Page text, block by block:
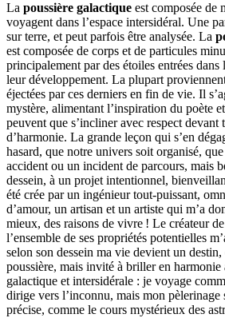
La poussière galactique est composée de
voyagent dans l’espace intersidéral. Une
sur terre, et peut parfois être analysée. La
est composée de corps et de particules
principalement par des étoiles entrées dans
leur développement. La plupart
éjectées par ces derniers en fin de vie. Il
mystère, alimentant l’inspiration du poète
peuvent que s’incliner avec respect devant
d’harmonie. La grande leçon qui s’en
hasard, que notre univers soit organisé,
accident ou un incident de parcours, mais
dessein, à un projet intentionnel,
été crée par un ingénieur tout-puissant,
d’amour, un artisan et un artiste qui m’a
mieux, des raisons de vivre ! Le créateur
l’ensemble de ses propriétés potentielles
selon son dessein ma vie devient un destin,
poussière, mais invité à briller en harmonie
galactique et intersidérale : je voyage
dirige vers l’inconnu, mais mon pèlerinage
précise, comme le cours mystérieux des